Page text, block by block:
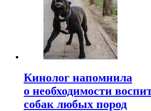
Кинолог напомнила
о необходимости
собак любых пород